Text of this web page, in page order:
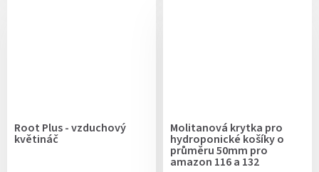
Root Plus - vzduchový
květináč
Molitanová krytka pro
hydroponické košíky o
průměru 50mm pro
amazon 116 a 132